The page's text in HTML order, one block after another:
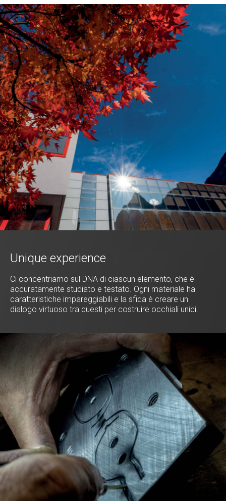
Unique experience
Ci concentriamo sul DNA di ciascun elemento, che è
accuratamente studiato e testato. Ogni materiale ha
caratteristiche impareggiabili e la sfida è creare un
dialogo virtuoso tra questi per costruire occhiali unici.